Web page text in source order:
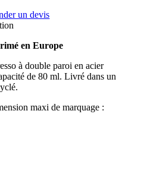
un devis
en Europe
à double paroi en acier
de 80 ml. Livré dans un
maxi de marquage :